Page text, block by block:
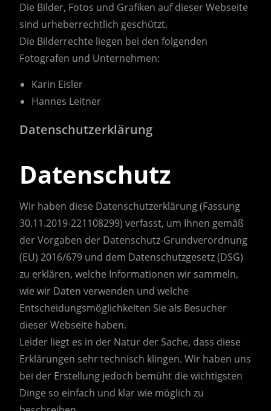
Die Bilder, Fotos und Grafiken auf dieser Webseite
sind urheberrechtlich geschützt.
Die Bilderrechte liegen bei den folgenden
Fotografen und Unternehmen:
Karin Eisler
Hannes Leitner
Datenschutzerklärung
Datenschutz
Wir haben diese Datenschutzerklärung (Fassung
30.11.2019-221108299) verfasst, um Ihnen gemäß
der Vorgaben der Datenschutz-Grundverordnung
(EU) 2016/679 und dem Datenschutzgesetz (DSG)
zu erklären, welche Informationen wir sammeln,
wie wir Daten verwenden und welche
Entscheidungsmöglichkeiten Sie als Besucher
dieser Webseite haben.
Leider liegt es in der Natur der Sache, dass diese
Erklärungen sehr technisch klingen. Wir haben uns
bei der Erstellung jedoch bemüht die wichtigsten
Dinge so einfach und klar wie möglich zu